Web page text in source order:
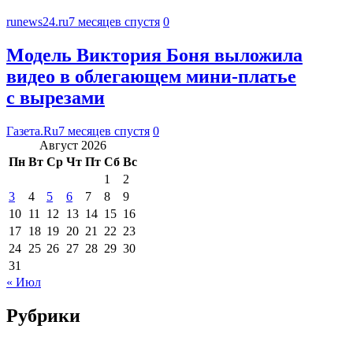
runews24.ru7 месяцев спустя 0
Модель Виктория Боня выложила
видео в облегающем мини-платье
с вырезами
Газета.Ru7 месяцев спустя 0
Август 2026
Пн Вт Ср Чт Пт Сб Вс
1
2
3
4 5 6 7 8
9
10 11 12 13 14 15 16
17 18 19 20 21 22 23
24 25 26 27 28 29 30
31
« Июл
Рубрики